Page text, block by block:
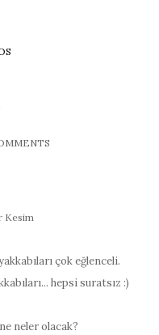
Kesim
çok eğlenceli.
hepsi suratsız :)
neler olacak?